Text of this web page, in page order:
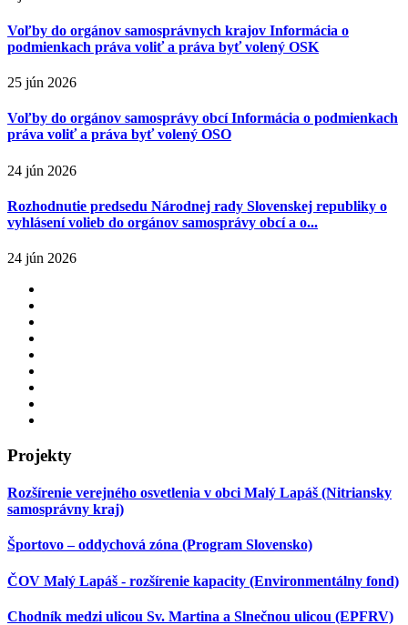
Voľby do orgánov samosprávnych krajov Informácia o
podmienkach práva voliť a práva byť volený OSK
25 jún 2026
Voľby do orgánov samosprávy obcí Informácia o podmienkach
práva voliť a práva byť volený OSO
24 jún 2026
Rozhodnutie predsedu Národnej rady Slovenskej republiky o
vyhlásení volieb do orgánov samosprávy obcí a o...
24 jún 2026
Projekty
Rozšírenie verejného osvetlenia v obci Malý Lapáš (Nitriansky
samosprávny kraj)
Športovo – oddychová zóna (Program Slovensko)
ČOV Malý Lapáš - rozšírenie kapacity (Environmentálny fond)
Chodník medzi ulicou Sv. Martina a Slnečnou ulicou (EPFRV)